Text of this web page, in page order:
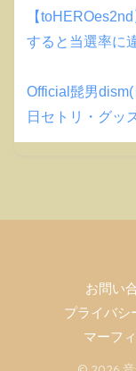
【
すると当選率に
Official髭男
日セトリ・グッ
お問い
プライバシ
マーフ